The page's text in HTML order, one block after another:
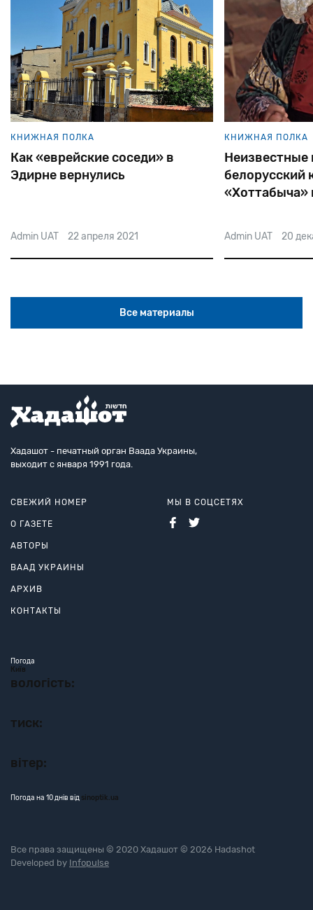
КНИЖНАЯ ПОЛКА
Как «еврейские соседи» в
Эдирне вернулись
Admin UAT 22 апреля 2021
КНИЖНАЯ ПОЛКА
белорусский
«Хоттабыча»
Admin UAT 20
Все материалы
Хадашот - печатный орган Ваада Украины,
выходит с января 1991 года.
СВЕЖИЙ НОМЕР
О ГАЗЕТЕ
АВТОРЫ
ВААД УКРАИНЫ
АРХИВ
КОНТАКТЫ
МЫ В СОЦСЕТЯХ
Погода
Київ
вологість:
тиск:
вітер:
Погода на 10 днів від sinoptik.ua
Все права защищены © 2020 Хадашот © 2026 Hadashot
Developed by Infopulse